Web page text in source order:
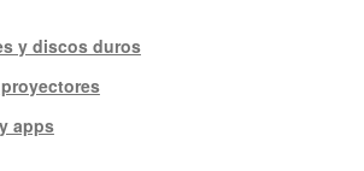
y discos duros
apps